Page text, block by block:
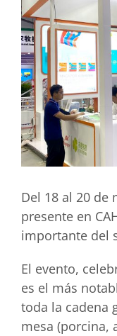
Del 18 al 20 de
presente en
importante del
El evento,
es el más
toda la cadena
mesa (porcina,